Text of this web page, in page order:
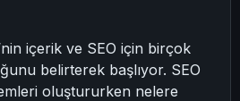
içerik ve SEO için birçok
belirterek başlıyor. SEO
oluştururken nelere